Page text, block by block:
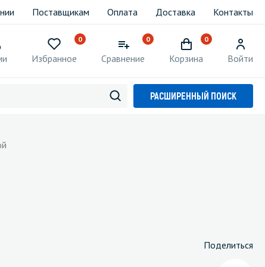
Поставщикам Оплата Доставка Контакты
0
Избранное
0
Сравнение
0
Корзина Войти
РАСШИРЕННЫЙ ПОИСК
Поделиться